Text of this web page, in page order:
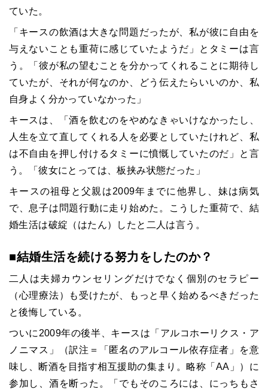
ていた。
「キースの飲酒は大きな問題だったが、私が彼に自由を
与えないことも重荷に感じていたようだ」とタミーは言
う。「彼が私の望むことを分かってくれることに期待し
ていたが、それが何なのか、どう伝えたらいいのか、私
自身よく分かっていなかった」
キースは、「酒を飲むのをやめなきゃいけなかったし、
人生を立て直してくれる人を必要としていたけれど、私
は不自由を押し付けるタミーに憤慨していたのだ」と言
う。「彼女にとっては、板挟み状態だった」
キースの祖母と父親は2009年までに他界し、妹は病気
で、息子は問題行動に走り始めた。こうした重荷で、結
婚生活は破綻（はたん）したと二人は言う。
■結婚生活を続ける努力をしたのか？
二人は夫婦カウンセリングだけでなく個別のセラピー
（心理療法）も受けたが、もっと早く始めるべきだった
と後悔している。
ついに2009年の後半、キースは「アルコホーリクス・ア
ノニマス」（訳注＝「匿名のアルコール依存症者」を意
味し、断酒を目指す相互援助の集まり。略称「AA」）に
参加し、酒を断った。「でもそのころには、にっちもさ